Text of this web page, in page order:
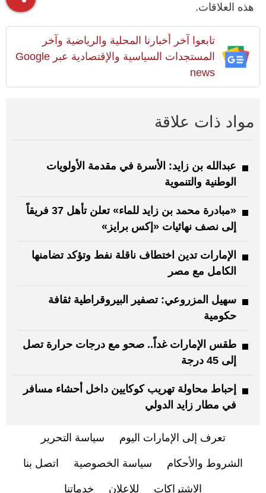
هذه العلاقات.
تابعوا آخر أخبارنا المحلية والرياضية وآخر
المستجدات السياسية والإقتصادية عبر Google
news
مواد ذات علاقة
عبدالله بن زايد: الأسرة في مقدمة الأولويات
الوطنية والتنموية
«مبادرة محمد بن زايد للماء» تعلن تأهل 37 فريقاً
إلى نصف نهائيات «إكس برايز»
الإمارات تدين اختطاف ناقلة نفط وتؤكد تضامنها
الكامل مع مصر
سهيل المزروعي: تصفير البيروقراطية ثقافة
حكومية
طقس الإمارات غداً.. صحو مع درجات حرارة تصل
إلى 45 درجة
إحباط محاولة تهريب كوكايين داخل أحشاء مسافر
في مطار زايد الدولي
تعرف إلى الإمارات اليوم سياسة التحرير
الشروط والأحكام سياسة الخصوصية اتصل بنا
الاشتراكات للإعلان خدماتنا